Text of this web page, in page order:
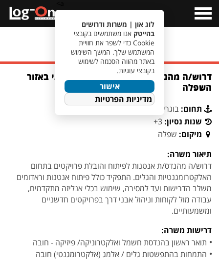
Menu
מעבר לחיפוש משרות
דרוש/ה מהנדס/ת אנטנות לארגון ביטחוני באזור
השפלה
תחום: בוגרי יחידות צבאיות
שנות נסיון: 3+
מיקום: שפלה
תיאור משרה:
דרוש/ה מהנדס/ת אנטנות לפיתוח והובלת פרויקטים בתחום
האלקטרומגנטיות והגלים. התפקיד כולל פיתוח אנטנות וראדומים
משלב הדרישות ועד למסירה, שימוש בכלי אנליזה מתקדמים,
עבודה מול לקוחות וניהול אבני דרך בפרויקטים חדשניים
ומשמעותיים.
דרישות משרה:
תואר ראשון בהנדסת חשמל ואלקטרוניקה/ פיזיקה - חובה
התמחות בהתפשטות גלים / אלמג (אלקטרומגנטי) חובה
לוג און | משרות ודרושים
בהייטק אנו משתמשים בקובצי
Cookie כדי לשפר את חוויית
המשתמש שלך. המשך השימוש
באתר מהווה הסכמה לשימוש
בקובצי עוגיות.
אישור
מדיניות הפרטיות